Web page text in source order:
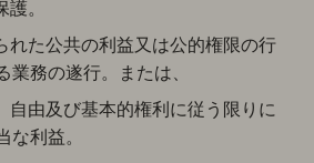
。
れた公共の利益又は公的権限の行
業務の遂行。または、
自由及び基本的権利に従う限りに
な利益。